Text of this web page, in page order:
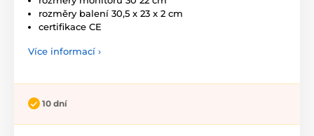
rozměry balení 30,5 x 23 x 2 cm
certifikace CE
Více informací ›
10 dní